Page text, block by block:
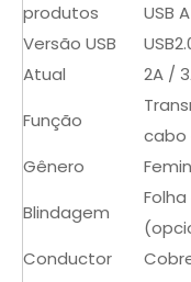
produtos
USB
Versão USB
Atual
2A /
Função
cabo
Gênero
Blindagem
Conductor